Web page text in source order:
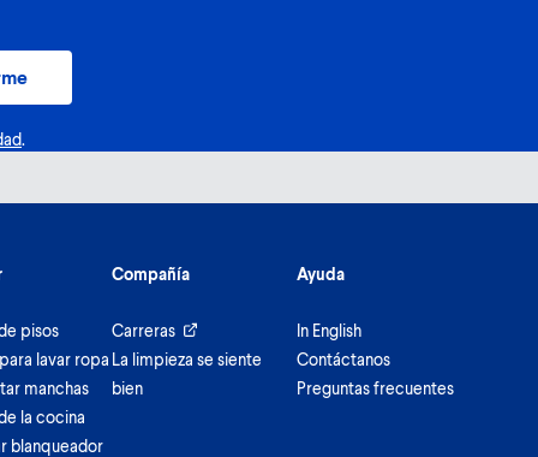
.
pisos
lavar ropa
manchas
la cocina
blanqueador
Compañía
Carreras
La limpieza se siente
bien
Ayuda
In English
Contáctanos
Preguntas frecuentes